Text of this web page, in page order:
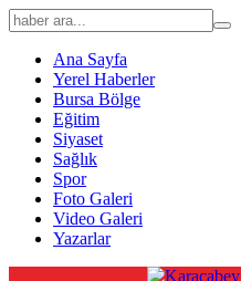
Ana Sayfa
Yerel Haberler
Bursa Bölge
Eğitim
Siyaset
Sağlık
Spor
Foto Galeri
Video Galeri
Yazarlar